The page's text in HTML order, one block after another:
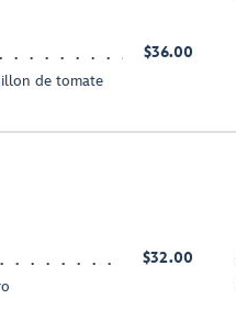
de tomate
$36.00
$32.00